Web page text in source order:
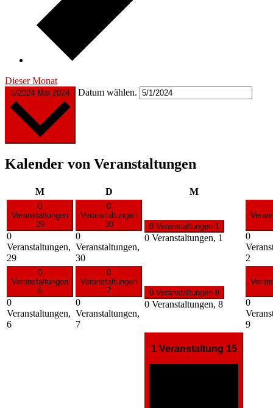
Dieser Monat
5/2024 Mai 2024 Datum wählen.
Kalender von Veranstaltungen
MMontag DDienstag MMittwoch
0
Veranstaltungen
29
0
Veranstaltungen,
29
0
Veranstaltungen
30
0
Veranstaltungen,
30
0 Veranstaltungen 1
0 Veranstaltungen, 1
0
2
0
Veranstaltungen
6
0
Veranstaltungen,
6
0
Veranstaltungen
7
0
Veranstaltungen,
7
0 Veranstaltungen 8
0 Veranstaltungen, 8
0
9
1 Veranstaltung 15